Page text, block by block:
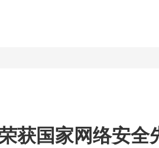
获国家网络安全